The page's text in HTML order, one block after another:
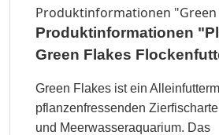
Produktinformationen "Green
Produktinformationen
Green Flakes
Green Flakes ist ein
pflanzenfressenden
und Meerwasseraquarium. Das